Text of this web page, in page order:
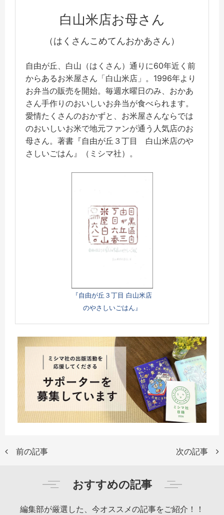
白山米店お母さん
（はくさんこめてんおかあさん）
自由が丘、白山（はくさん）通りに60年近く前
からあるお米屋さん「白山米店」。1996年より
お弁当の販売を開始。毎週水曜日のみ、おかあ
さん手作りのおいしいお弁当が食べられます。
愛情たくさんのおかずと、お米屋さんならでは
のおいしいお米で地元ファンが通う人気店のお
母さん。著書『自由が丘３丁目 白山米店のや
さしいごはん』（ミシマ社）。
『自由が丘３丁目 白山米店
のやさしいごはん』
前の記事 次の記事
おすすめの記事
編集部が厳選した、今オススメの記事をご紹介！！